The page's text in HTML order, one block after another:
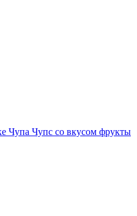
Чупа Чупс со вкусом фрукты